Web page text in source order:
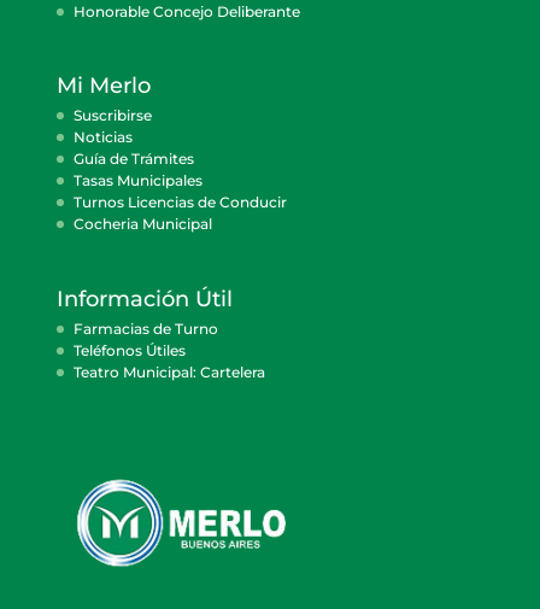
Honorable Concejo Deliberante
Mi Merlo
Suscribirse
Noticias
Guía de Trámites
Tasas Municipales
Turnos Licencias de Conducir
Cocheria Municipal
Información Útil
Farmacias de Turno
Teléfonos Útiles
Teatro Municipal: Cartelera